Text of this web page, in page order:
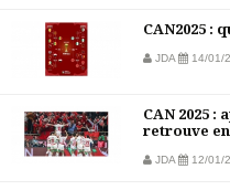
CAN2025 :
JDA 14/01/
CAN 2025
retrouve
JDA 12/01/